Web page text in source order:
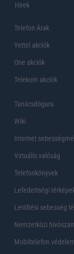
Hirek
Telefon Árak
Yettel akciók
One akciók
Telekom akciók
Tanácsdóguru
Wiki
Internet
Virtuális valóság
Telefonkönyvek
Lefedettségi
Letöltési sebesség
Nemzetközi
Mobiltelefon